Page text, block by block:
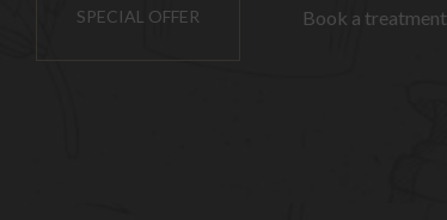
SPECIAL OFFER Book a